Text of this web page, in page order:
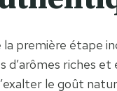
première étape
riches
le goût